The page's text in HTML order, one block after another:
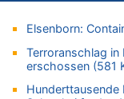
In Belgien
Tempolimit in
07.08.2026 -
In Belgien
Elsenborn:
Terroranschlag in
erschossen (581
Hunderttausende